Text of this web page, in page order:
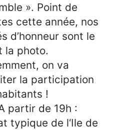
». Point de
cette année, nos
d’honneur sont le
la photo.
on va
la participation
!
partir de 19h :
typique de l‘Ile de